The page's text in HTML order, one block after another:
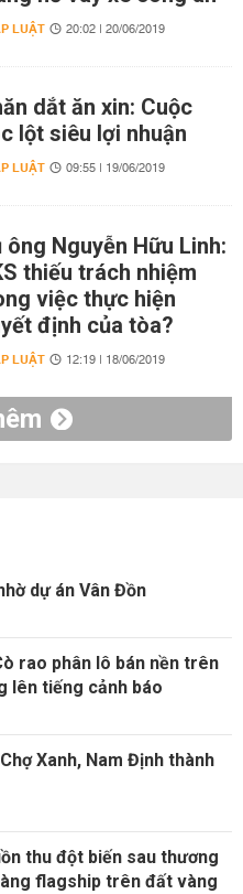
LUẬT 20:02 | 20/06/2019
dắt ăn xin: Cuộc
lột siêu lợi nhuận
LUẬT 09:55 | 19/06/2019
ông Nguyễn Hữu Linh:
thiếu trách nhiệm
việc thực hiện
định của tòa?
LUẬT 12:19 | 18/06/2019
dự án Vân Đồn
rao phân lô bán nền trên
lên tiếng cảnh báo
Xanh, Nam Định thành
thu đột biến sau thương
flagship trên đất vàng